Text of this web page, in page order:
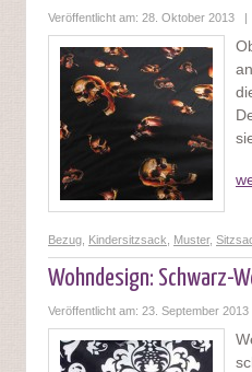
Veröffentlicht am: 28. Oktober 2013
Bezug Kindersitzsack Muster,
Wohndesign: Schwarz-
Veröffentlicht am: 23. September